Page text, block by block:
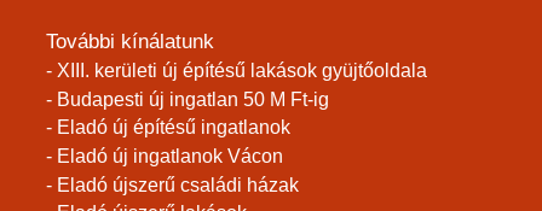
További kínálatunk
- XIII. kerületi új építésű lakások gyüjtőoldala
- Budapesti új ingatlan 50 M Ft-ig
- Eladó új építésű ingatlanok
- Eladó új ingatlanok Vácon
- Eladó újszerű családi házak